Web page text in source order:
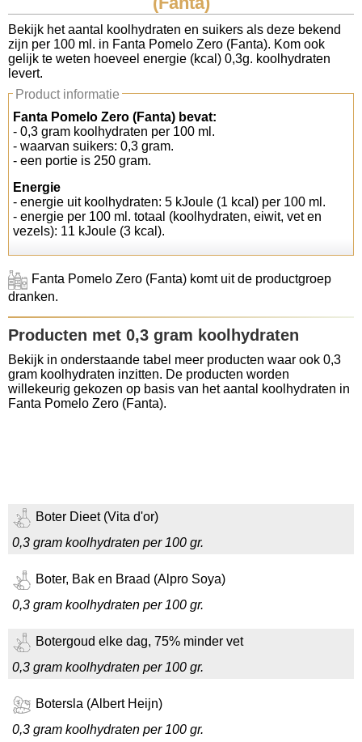
Koolhydraten tellen
Links
Bekijk het aantal koolhydraten en suikers als deze bekend
zijn per 100 ml. in Fanta Pomelo Zero (Fanta). Kom ook
gelijk te weten hoeveel energie (kcal) 0,3g. koolhydraten
levert.
Product informatie
Fanta Pomelo Zero (Fanta) bevat:
- 0,3 gram koolhydraten per 100 ml.
- waarvan suikers: 0,3 gram.
- een portie is 250 gram.
Energie
- energie uit koolhydraten: 5 kJoule (1 kcal) per 100 ml.
- energie per 100 ml. totaal (koolhydraten, eiwit, vet en
vezels): 11 kJoule (3 kcal).
Fanta Pomelo Zero (Fanta) komt uit de productgroep
dranken.
Producten met 0,3 gram koolhydraten
Bekijk in onderstaande tabel meer producten waar ook 0,3
gram koolhydraten inzitten. De producten worden
willekeurig gekozen op basis van het aantal koolhydraten in
Fanta Pomelo Zero (Fanta).
Boter Dieet (Vita d'or)
0,3 gram koolhydraten per 100 gr.
Boter, Bak en Braad (Alpro Soya)
0,3 gram koolhydraten per 100 gr.
Botergoud elke dag, 75% minder vet
0,3 gram koolhydraten per 100 gr.
Botersla (Albert Heijn)
0,3 gram koolhydraten per 100 gr.